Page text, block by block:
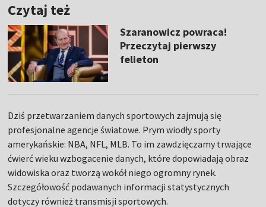
Czytaj też
Szaranowicz powraca!
Przeczytaj pierwszy
felieton
Dziś przetwarzaniem danych sportowych zajmują się
profesjonalne agencje światowe. Prym wiodły sporty
amerykańskie: NBA, NFL, MLB. To im zawdzięczamy trwające
ćwierć wieku wzbogacenie danych, które dopowiadają obraz
widowiska oraz tworzą wokół niego ogromny rynek.
Szczegółowość podawanych informacji statystycznych
dotyczy również transmisji sportowych.